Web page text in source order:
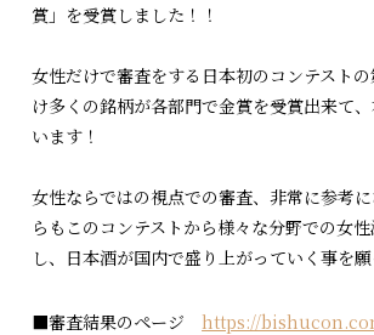
賞」を受賞しました！！
女性だけで審査をする日本初のコンテスト
け多くの銘柄が各部門で金賞を受賞出来て
います！
女性ならではの視点での審査、非常に参考
らもこのコンテストから様々な分野での女
し、日本酒が国内で盛り上がっていく事を願
■審査結果のページhttps://